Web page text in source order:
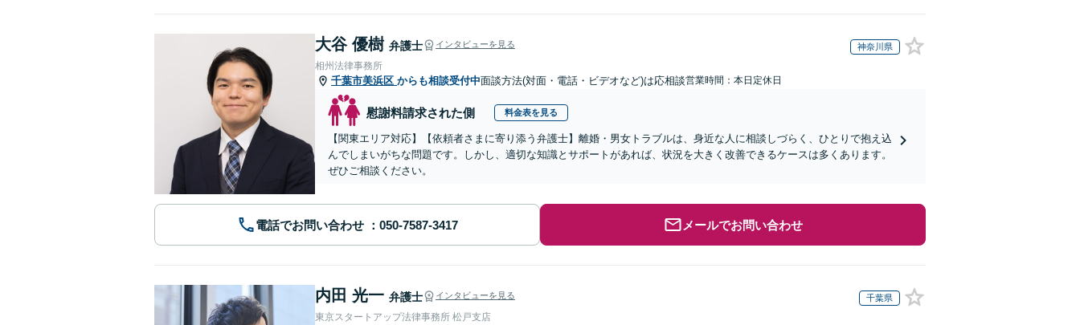
大谷 優樹 弁護士 インタビューを見る 神奈川県
相州法律事務所
千葉市美浜区 からも相談受付中面談方法(対面・電話・ビデオなど)は応相談営業時間：本日定休日
慰謝料請求された側 料金表を見る
【関東エリア対応】【依頼者さまに寄り添う弁護士】離婚・男女トラブルは、身近な人に相談しづらく、ひとりで抱え込
んでしまいがちな問題です。しかし、適切な知識とサポートがあれば、状況を大きく改善できるケースは多くあります。
ぜひご相談ください。
電話でお問い合わせ メールでお問い合わせ
内田 光一 弁護士 インタビューを見る 千葉県
東京スタートアップ法律事務所 松戸支店